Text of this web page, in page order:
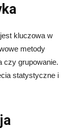
kluczowa w
metody
czy grupowanie.
statystyczne i